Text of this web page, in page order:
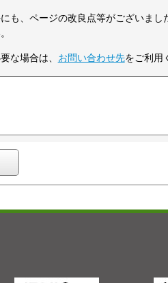
も、ページの改良点等がございまし
な場合は、 お問い合わせ先をご利用